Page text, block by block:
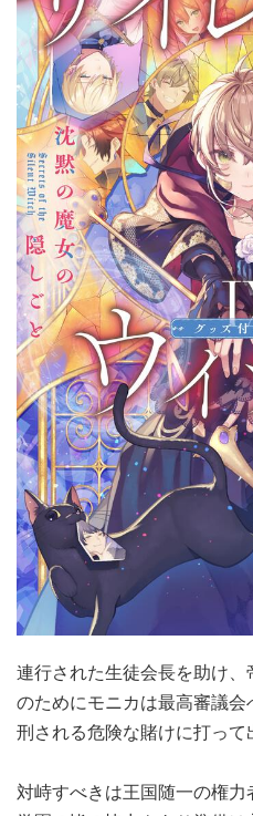
連行された生徒会長を助け
のためにモニカは最高審議
刑される危険な賭けに打って
対峙すべきは王国随一の権力